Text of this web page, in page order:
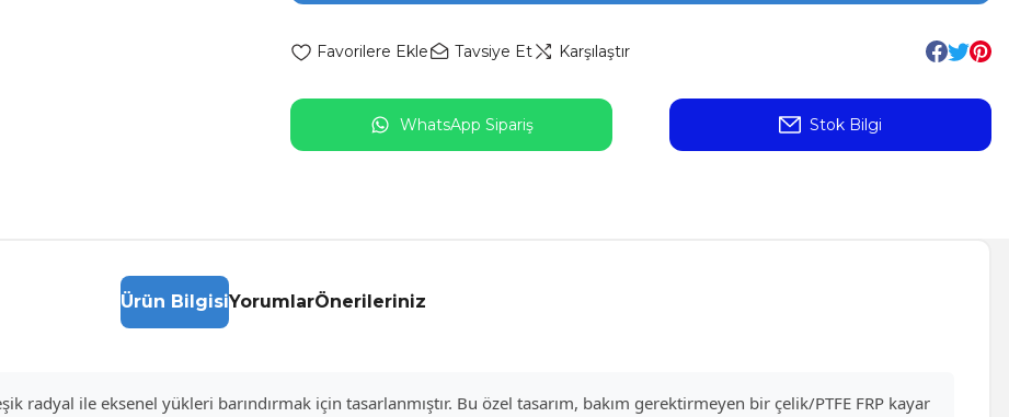
Tavsiye Et Karşılaştır
WhatsApp Sipariş Stok Bilgi
Ürün BilgisiYorumlarÖnerileriniz
radyal ile eksenel yükleri barındırmak için tasarlanmıştır. Bu özel tasarım, bakım gerektirmeyen bir çelik/PTFE FRP kayar